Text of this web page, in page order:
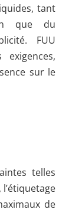
tant
que du
FUU
sur le
telles
de